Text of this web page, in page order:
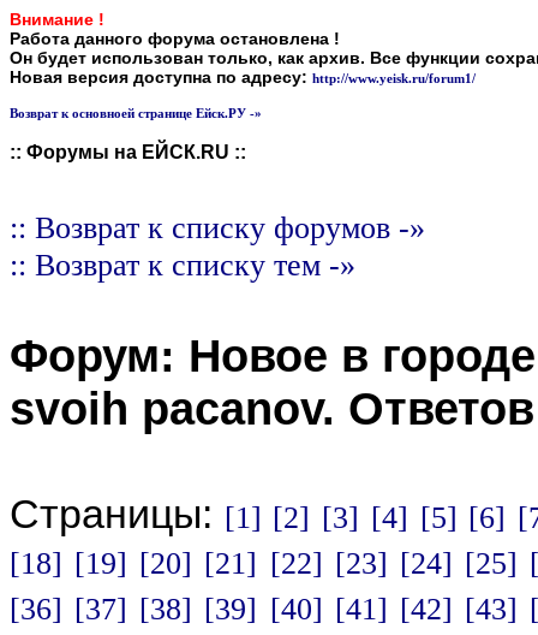
Внимание !
Работа данного форума остановлена !
Он будет использован только, как архив. Все функции
Новая версия доступна по адресу: http://www.yeisk.ru/forum1/
Возврат к основноей странице Ейск.РУ -»
:: Форумы на ЕЙСК.RU ::
:: Возврат к списку форумов -»
:: Возврат к списку тем -»
Форум: Новое в городе
svoih pacanov.
Страницы: [1] [2] [3] [4] [5] [6]
[18] [19] [20] [21] [22] [23] [24] [25]
[36] [37] [38] [39] [40] [41] [42] [43]